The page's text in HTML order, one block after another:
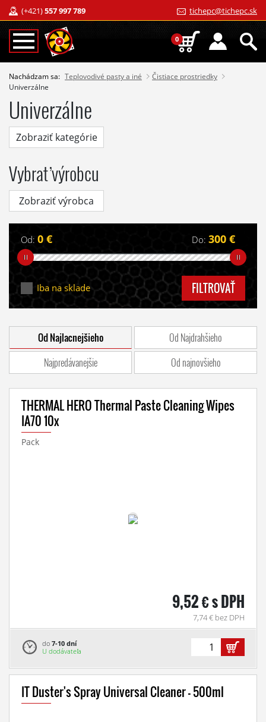
(+421)557 997 789 tichepc@tichepc.sk
0
Nachádzam sa: Teplovodivé pasty a iné
Čistiace prostriedky
Univerzálne
Univerzálne
Zobraziť kategórie
Vybrať výrobcu
Zobraziť výrobca
Od: 0 € Do: 300 €
Iba na sklade FILTROVAŤ
Od Najlacnejšieho
Od Najdrahšieho
Najpredávanejšie
Od najnovšieho
THERMAL HERO Thermal Paste Cleaning Wipes
IA70 10x
Pack
9,52 € s DPH
7,74 € bez DPH
do 7-10 dní
U dodávateľa
IT Duster's Spray Universal Cleaner - 500ml